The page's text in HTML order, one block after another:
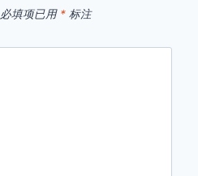
必填项已用 * 标注